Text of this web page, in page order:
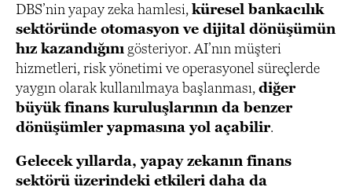
DBS’nin yapay zeka hamlesi, küresel bankacılık
sektöründe otomasyon ve dijital dönüşümün
hız kazandığını gösteriyor. AI’nın müşteri
hizmetleri, risk yönetimi ve operasyonel süreçlerde
yaygın olarak kullanılmaya başlanması, diğer
büyük finans kuruluşlarının da benzer
dönüşümler yapmasına yol açabilir.
Gelecek yıllarda, yapay zekanın finans
sektörü üzerindeki etkileri daha da